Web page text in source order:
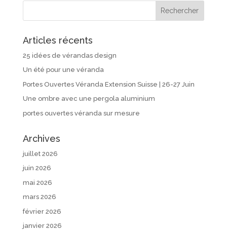
Articles récents
25 idées de vérandas design
Un été pour une véranda
Portes Ouvertes Véranda Extension Suisse | 26-27 Juin
Une ombre avec une pergola aluminium
portes ouvertes véranda sur mesure
Archives
juillet 2026
juin 2026
mai 2026
mars 2026
février 2026
janvier 2026